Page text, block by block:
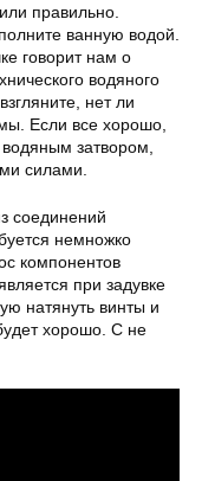
правильно.
ванную водой.
говорит нам о
водяного
нет ли
Если все хорошо,
затвором,
силами.
соединений
немножко
компонентов
при задувке
натянуть винты и
хорошо. С не